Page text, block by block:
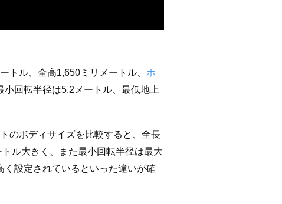
トル、全高1,650ミリメートル、 ホ
回転半径は5.2メートル、最低地上
のボディサイズを比較すると、全長
ル大きく、また最小回転半径は最大
設定されているといった違いが確